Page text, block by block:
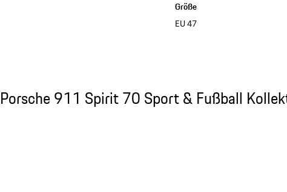
Größe
EU 47
Porsche 911 Spirit 70 Sport & Fußball
Porsche 911 Spirit 70 Sport & Fußball